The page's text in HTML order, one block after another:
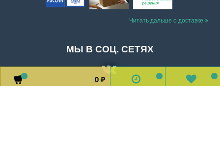
0 ₽
Читать дальше о доставке
МЫ В СОЦ. СЕТЯХ